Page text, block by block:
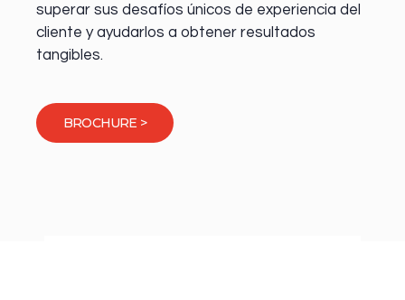
superar sus desafíos únicos de experiencia del
cliente y ayudarlos a obtener resultados
tangibles.
BROCHURE >